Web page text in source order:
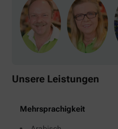
Unsere Leistungen
Mehrsprachigkeit